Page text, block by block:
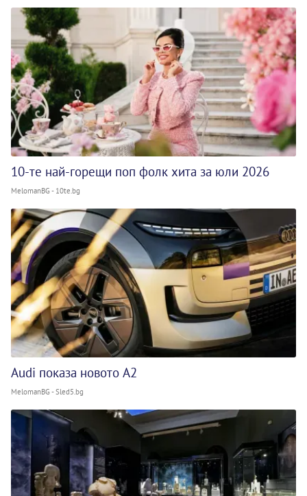
10-те най-горещи поп фолк хита за юли 2026
MelomanBG - 10te.bg
Audi показа новото A2
MelomanBG - Sled5.bg